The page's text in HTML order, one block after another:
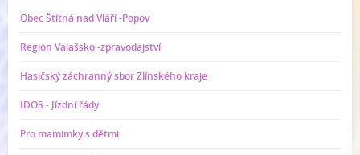
Obec Štítná nad Vláří -Popov
Region Valašsko -zpravodajství
Hasičský záchranný sbor Zlínského kraje
IDOS - Jízdní řády
Pro mamimky s dětmi